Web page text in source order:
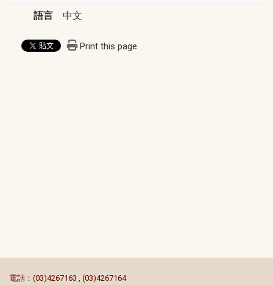
語言 中文
Print this page
電話：(03)4267163 , (03)4267164